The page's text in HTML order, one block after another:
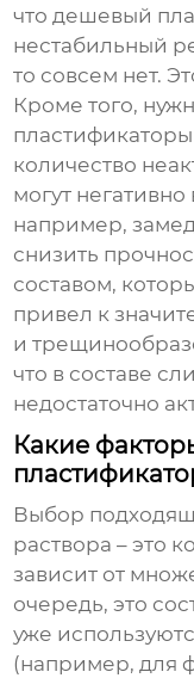
что дешевый
нестабильный
то совсем нет.
Кроме того,
количество
могут негативно
например,
снизить
составом,
привел к
и
что в составе
недостаточно
Какие
Выбор
раствора – это
зависит от
очередь, это
уже
(например, для